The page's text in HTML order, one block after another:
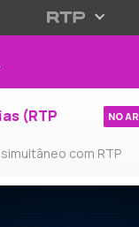
(RTP
com RTP
NO AR